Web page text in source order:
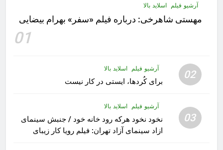
آرشیو فیلم اسلاید بالا
مهستى شاهرخى:‌ درباره فيلم «سفر» بهرام بیضایی
01
02 آرشیو فیلم اسلاید بالا
برای کُردها، ایستی در کار نیست
03
آرشیو فیلم اسلاید بالا
نخود نخود هرکه رود خانه خود / جنبش سینمای
ازاد سینمای آزاد تهران: فیلم رویا کار زیبای